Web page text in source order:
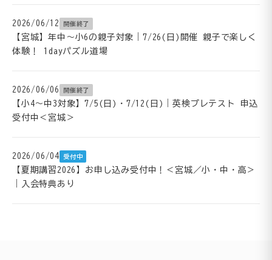
2026/06/12 開催終了
【宮城】年中～小6の親子対象｜7/26(日)開催 親子で楽しく
体験！ 1dayパズル道場
2026/06/06 開催終了
【小4～中3対象】7/5(日)・7/12(日)｜英検プレテスト 申込
受付中＜宮城＞
2026/06/04 受付中
【夏期講習2026】お申し込み受付中！＜宮城／小・中・高＞
｜入会特典あり